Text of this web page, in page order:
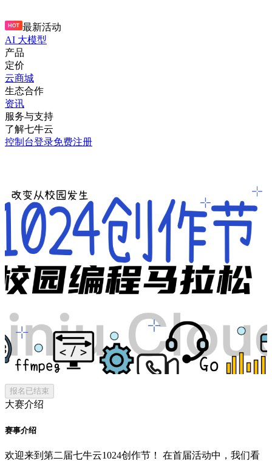
最新活动
AI 大模型
产品
定价
云商城
生态合作
资讯
服务与支持
了解七牛云
控制台登录免费注册
报名已结束
大赛介绍
赛事介绍
欢迎来到第二届七牛云1024创作节！ 在首届活动中，我们看